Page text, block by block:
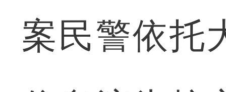
案民警依托